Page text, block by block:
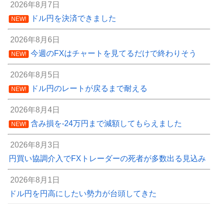
2026年8月7日
NEW! ドル円を決済できました
2026年8月6日
NEW! 今週のFXはチャートを見てるだけで終わりそう
2026年8月5日
NEW! ドル円のレートが戻るまで耐える
2026年8月4日
NEW! 含み損を-24万円まで減額してもらえました
2026年8月3日
円買い協調介入でFXトレーダーの死者が多数出る見込み
2026年8月1日
ドル円を円高にしたい勢力が台頭してきた